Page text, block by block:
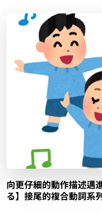
向更仔細的動作描述邁
る】接尾的複合動詞系